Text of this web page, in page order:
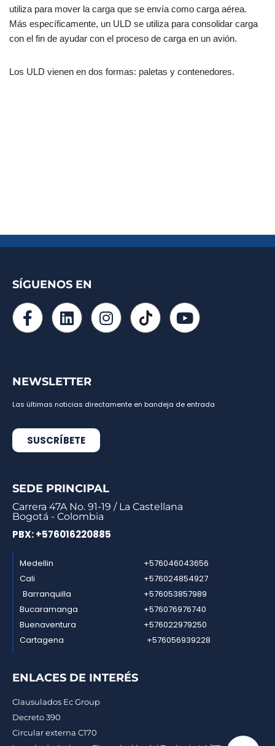
utiliza para mover la carga que se envía como carga aérea.
Más específicamente, un ULD se utiliza para consolidar carga
con el fin de ayudar con el proceso de carga en un avión.
Los ULD vienen en dos formas: paletas y contenedores.
SÍGUENOS EN
NEWSLETTER
Las últimas noticias directamente en bandeja de entrada
SUSCRÍBETE
SEDE PRINCIPAL
Carrera 47A No. 91-19 / La Castellana
Bogotá - Colombia
PBX: +576016220885
Medellin
Cali
Barranquilla
Bucaramanga
Buenaventura
Cartagena
+576046043656
+576024854927
+576053857989
+576076976740
+576022979250
+576056939228
ENLACES DE INTERÉS
Clausulados Ec Group
Decreto 390
Circular externa C170